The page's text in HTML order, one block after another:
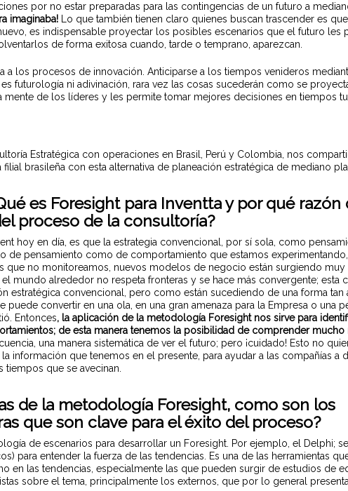
por no estar preparadas para las contingencias de un futuro a
imaginaba! Lo que también tienen claro quienes buscan trascender es
es indispensable proyectar los posibles escenarios que el futuro les
de forma exitosa cuando, tarde o temprano, aparezcan.
a los procesos de innovación. Anticiparse a los tiempos venideros
futurología ni adivinación, rara vez las cosas sucederán como se
de los líderes y les permite tomar mejores decisiones en tiempos
Estratégica con operaciones en Brasil, Perú y Colombia, nos
brasileña con esta alternativa de planeación estratégica de mediano
es Foresight para Inventta y por qué razón
proceso de la consultoría?
hoy en día, es que la estrategia convencional, por sí sola, como
de pensamiento como de comportamiento que estamos
no monitoreamos, nuevos modelos de negocio están surgiendo muy
mundo alrededor no respeta fronteras y se hace más convergente; esta
estratégica convencional, pero como están sucediendo de una forma tan
convertir en una ola, en una gran amenaza para la Empresa o una
Entonces, la aplicación de la metodología Foresight nos sirve para
de esta manera tenemos la posibilidad de comprender
una manera sistemática de ver el futuro; pero ¡cuidado! Esto no
información que tenemos en el presente, para ayudar a las compañías a
que se avecinan.
de la metodología Foresight, como son los
que son clave para el éxito del proceso?
de escenarios para desarrollar un Foresight. Por ejemplo, el Delphi;
para entender la fuerza de las tendencias. Es una de las herramientas
en las tendencias, especialmente las que pueden surgir de estudios de
sobre el tema, principalmente los externos, que por lo general